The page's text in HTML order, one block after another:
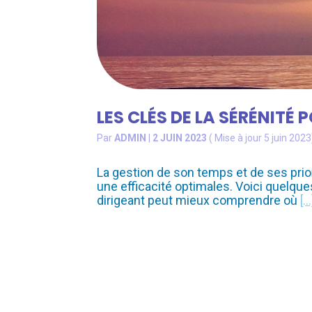
LES CLÉS DE LA SÉRÉNITÉ
ParADMIN 2 JUIN 2023 ( Mise à jour 5 juin
La gestion de son temps et de ses
une efficacité optimales. Voici
dirigeant peut mieux comprendre où […]